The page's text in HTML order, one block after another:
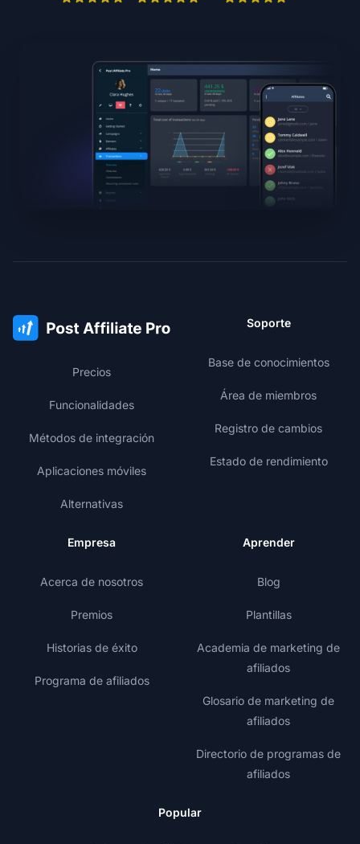
Precios
Funcionalidades
Métodos de integración
Aplicaciones móviles
Alternativas
Soporte
Base de conocimientos
Área de miembros
Registro de cambios
Estado de rendimiento
Empresa
Acerca de nosotros
Premios
Historias de éxito
Programa de afiliados
Aprender
Blog
Plantillas
Academia de marketing de
afiliados
Glosario de marketing de
afiliados
Directorio de programas de
afiliados
Popular